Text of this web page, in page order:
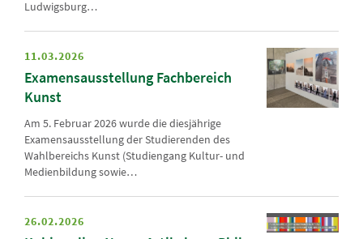
Ludwigsburg…
11.03.2026
Examensausstellung Fachbereich
Kunst
Am 5. Februar 2026 wurde die diesjährige
Examensausstellung der Studierenden des
Wahlbereichs Kunst (Studiengang Kultur- und
Medienbildung sowie…
26.02.2026